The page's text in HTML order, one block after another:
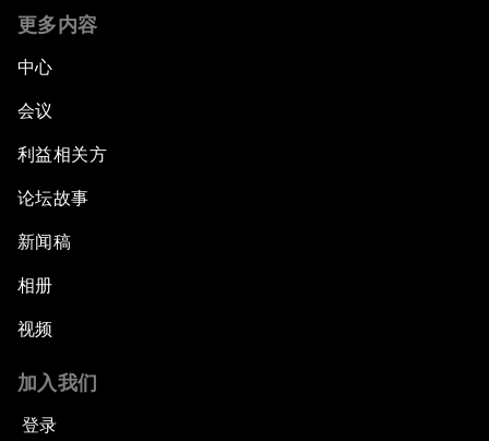
更多内容
中心
会议
利益相关方
论坛故事
新闻稿
相册
视频
加入我们
登录